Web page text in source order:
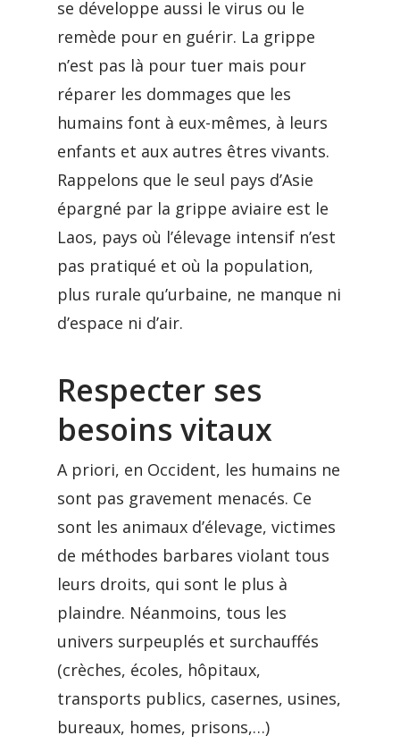
se développe aussi le virus ou le
remède pour en guérir. La grippe
n’est pas là pour tuer mais pour
réparer les dommages que les
humains font à eux-mêmes, à leurs
enfants et aux autres êtres vivants.
Rappelons que le seul pays d’Asie
épargné par la grippe aviaire est le
Laos, pays où l’élevage intensif n’est
pas pratiqué et où la population,
plus rurale qu’urbaine, ne manque ni
d’espace ni d’air.
Respecter ses
besoins vitaux
A priori, en Occident, les humains ne
sont pas gravement menacés. Ce
sont les animaux d’élevage, victimes
de méthodes barbares violant tous
leurs droits, qui sont le plus à
plaindre. Néanmoins, tous les
univers surpeuplés et surchauffés
(crèches, écoles, hôpitaux,
transports publics, casernes, usines,
bureaux, homes, prisons,…)